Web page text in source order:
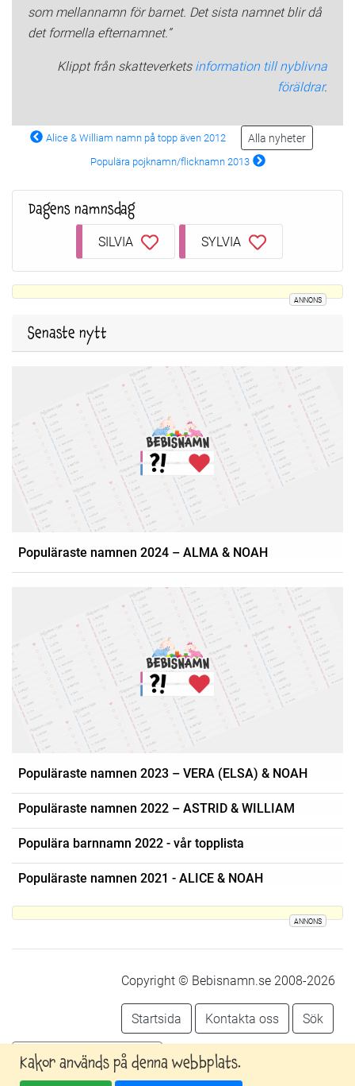
Kakor används på denna webbplats.
som mellannamn för barnet. Det sista namnet blir då
det formella efternamnet.”
Klippt från skatteverketsinformation till nyblivna
föräldrar.
Alice & William namn på topp även 2012 Alla nyheter
Populära pojknamn/flicknamn 2013
Dagens namnsdag
SILVIA SYLVIA
ANNONS
Senaste nytt
Populäraste namnen 2024 – ALMA & NOAH
Populäraste namnen 2023 – VERA (ELSA) & NOAH
Populäraste namnen 2022 – ASTRID & WILLIAM
Populära barnnamn 2022 - vår topplista
Populäraste namnen 2021 - ALICE & NOAH
ANNONS
Copyright © Bebisnamn.se 2008-2026
Startsida Kontakta oss Sök
Följ oss på facebook